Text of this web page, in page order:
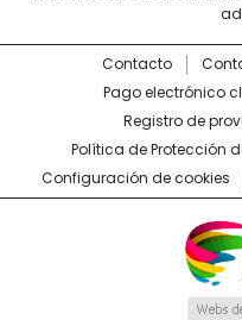
Contacto
Pago electrónico
Registro de
Política de Protección
Configuración de cookies